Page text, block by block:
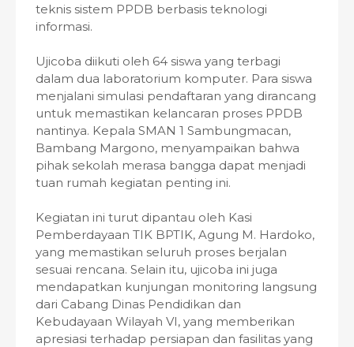
teknis sistem PPDB berbasis teknologi
informasi.
Ujicoba diikuti oleh 64 siswa yang terbagi
dalam dua laboratorium komputer. Para siswa
menjalani simulasi pendaftaran yang dirancang
untuk memastikan kelancaran proses PPDB
nantinya. Kepala SMAN 1 Sambungmacan,
Bambang Margono, menyampaikan bahwa
pihak sekolah merasa bangga dapat menjadi
tuan rumah kegiatan penting ini.
Kegiatan ini turut dipantau oleh Kasi
Pemberdayaan TIK BPTIK, Agung M. Hardoko,
yang memastikan seluruh proses berjalan
sesuai rencana. Selain itu, ujicoba ini juga
mendapatkan kunjungan monitoring langsung
dari Cabang Dinas Pendidikan dan
Kebudayaan Wilayah VI, yang memberikan
apresiasi terhadap persiapan dan fasilitas yang